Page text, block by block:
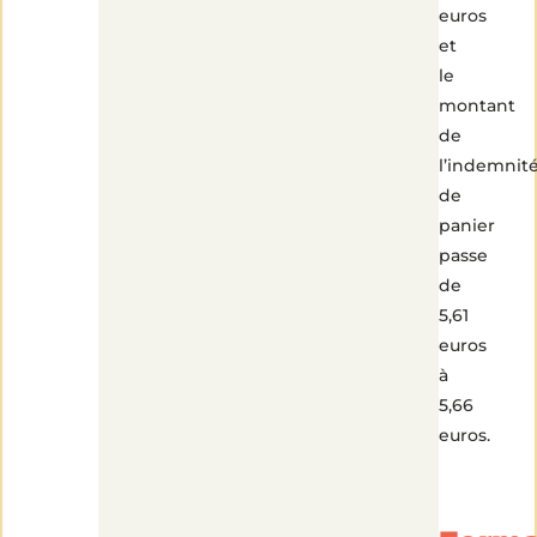
euros
et
le
montant
de
de
panier
passe
de
5,61
euros
à
5,66
euros.